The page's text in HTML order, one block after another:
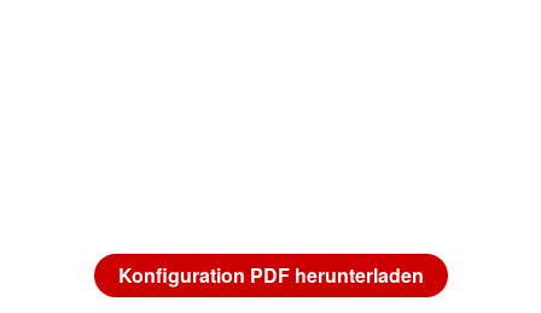
Konfiguration PDF herunterladen